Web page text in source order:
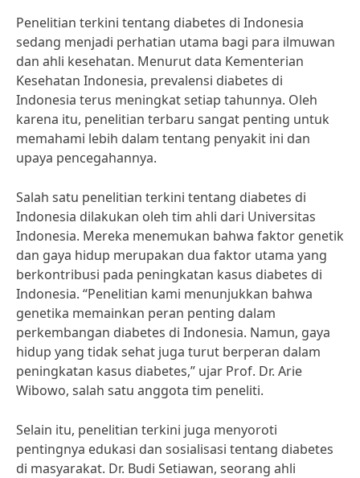
Penelitian terkini tentang diabetes di Indonesia
sedang menjadi perhatian utama bagi para ilmuwan
dan ahli kesehatan. Menurut data Kementerian
Kesehatan Indonesia, prevalensi diabetes di
Indonesia terus meningkat setiap tahunnya. Oleh
karena itu, penelitian terbaru sangat penting untuk
memahami lebih dalam tentang penyakit ini dan
upaya pencegahannya.
Salah satu penelitian terkini tentang diabetes di
Indonesia dilakukan oleh tim ahli dari Universitas
Indonesia. Mereka menemukan bahwa faktor genetik
dan gaya hidup merupakan dua faktor utama yang
berkontribusi pada peningkatan kasus diabetes di
Indonesia. “Penelitian kami menunjukkan bahwa
genetika memainkan peran penting dalam
perkembangan diabetes di Indonesia. Namun, gaya
hidup yang tidak sehat juga turut berperan dalam
peningkatan kasus diabetes,” ujar Prof. Dr. Arie
Wibowo, salah satu anggota tim peneliti.
Selain itu, penelitian terkini juga menyoroti
pentingnya edukasi dan sosialisasi tentang diabetes
di masyarakat. Dr. Budi Setiawan, seorang ahli